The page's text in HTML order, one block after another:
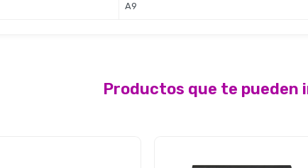
A9
Productos que te pueden